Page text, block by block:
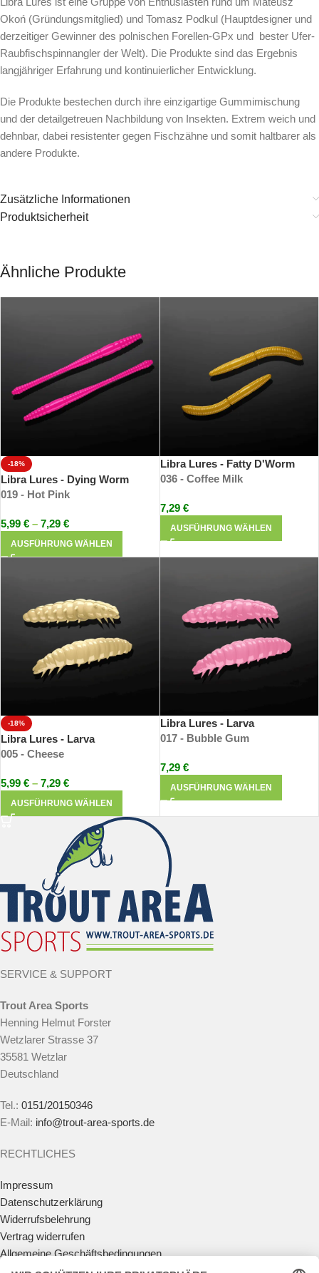
Okoń (Gründungsmitglied) und Tomasz Podkul (Hauptdesigner und
derzeitiger Gewinner des polnischen Forellen-GPx und bester Ufer-
Raubfischspinnangler der Welt). Die Produkte sind das Ergebnis
langjähriger Erfahrung und kontinuierlicher Entwicklung.
Die Produkte bestechen durch ihre einzigartige Gummimischung
und der detailgetreuen Nachbildung von Insekten. Extrem weich und
dehnbar, dabei resistenter gegen Fischzähne und somit haltbarer als
andere Produkte.
Zusätzliche Informationen
Produktsicherheit
Ähnliche Produkte
-18%
Libra Lures - Dying Worm
019 - Hot Pink
5,99 € – 7,29 €
AUSFÜHRUNG WÄHLEN
Libra Lures - Fatty D'Worm
036 - Coffee Milk
7,29 €
AUSFÜHRUNG WÄHLEN
-18%
Libra Lures - Larva
005 - Cheese
5,99 € – 7,29 €
AUSFÜHRUNG WÄHLEN
Libra Lures - Larva
017 - Bubble Gum
7,29 €
AUSFÜHRUNG WÄHLEN
SERVICE & SUPPORT
Trout Area Sports
Henning Helmut Forster
Wetzlarer Strasse 37
35581 Wetzlar
Deutschland
Tel.: 0151/20150346
E-Mail: info@trout-area-sports.de
RECHTLICHES
Impressum
Datenschutzerklärung
Widerrufsbelehrung
Vertrag widerrufen
Allgemeine Geschäftsbedingungen